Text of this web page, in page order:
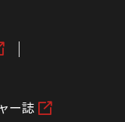
ー誌